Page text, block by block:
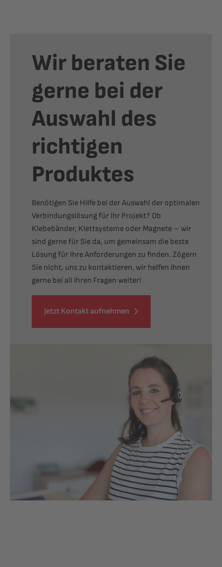
der einzige Anbieter des originalen YAESU®
(Klebe-) Bandspenders. Dieser Artikel ist von der
Rabattstaffel finden Sie in unseren
Kundeninformationen. Zusammenfassung:
Wir beraten Sie
gerne bei der
Auswahl des
richtigen
Produktes
Benötigen Sie Hilfe bei der Auswahl der optimalen
Verbindungslösung für Ihr Projekt? Ob
Klebebänder, Klettsysteme oder Magnete – wir
sind gerne für Sie da, um gemeinsam die beste
Lösung für Ihre Anforderungen zu finden. Zögern
Sie nicht, uns zu kontaktieren, wir helfen Ihnen
gerne bei all Ihren Fragen weiter!
Jetzt Kontakt aufnehmen